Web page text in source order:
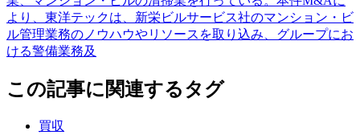
より、東洋テックは、新栄ビルサービス社のマンション・ビ
ル管理業務のノウハウやリソースを取り込み、グループにお
ける警備業務及
この記事に関連するタグ
買収